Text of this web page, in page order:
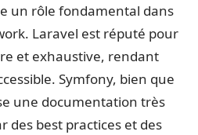
un rôle fondamental dans
Laravel est réputé pour
et exhaustive, rendant
Symfony, bien que
une documentation très
des best practices et des